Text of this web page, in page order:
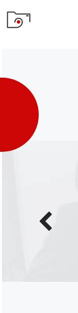
Poprzednie
zdjęcie